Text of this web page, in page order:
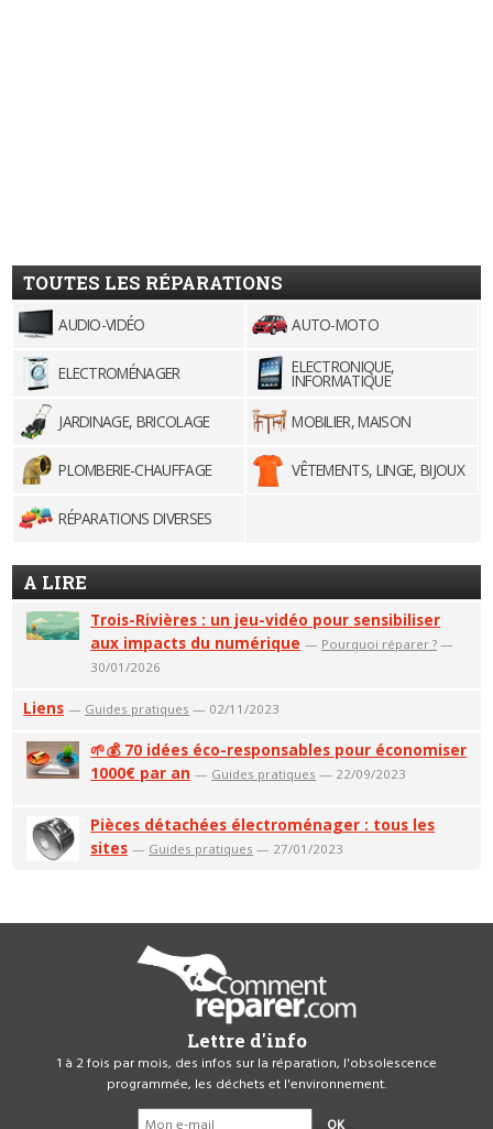
TOUTES LES RÉPARATIONS
AUDIO-VIDÉO AUTO-MOTO
ELECTROMÉNAGER ELECTRONIQUE,
INFORMATIQUE
JARDINAGE, BRICOLAGE
MOBILIER, MAISON
PLOMBERIE-CHAUFFAGE VÊTEMENTS, LINGE, BIJOUX
RÉPARATIONS DIVERSES
A LIRE
Trois-Rivières : un jeu-vidéo pour sensibiliser
aux impacts du numérique — Pourquoi réparer ? —
30/01/2026
Liens — Guides pratiques — 02/11/2023
🌱💰 70 idées éco-responsables pour économiser
1000€ par an — Guides pratiques — 22/09/2023
Pièces détachées électroménager : tous les
sites — Guides pratiques — 27/01/2023
Lettre d'info
1 à 2 fois par mois, des infos sur la réparation, l'obsolescence
programmée, les déchets et l'environnement.